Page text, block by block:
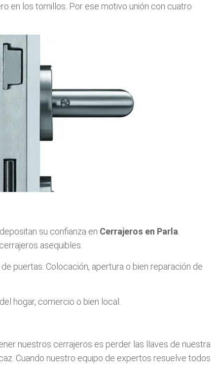
en los tornillos. Por ese motivo unión con cuatro
su confianza en Cerrajeros en Parla
asequibles.
puertas. Colocación, apertura o bien reparación de
hogar, comercio o bien local.
nuestros cerrajeros es perder las llaves de nuestra
Cuando nuestro equipo de expertos resuelve todos